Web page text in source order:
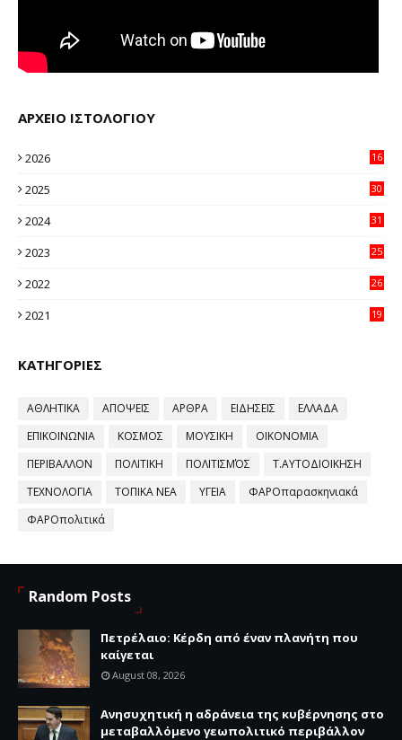
ΑΡΧΕΙΟ ΙΣΤΟΛΟΓΙΟΥ
2026
16
2025
30
2024
31
2023
25
2022
26
2021
19
ΚΑΤΗΓΟΡΙΕΣ
ΑΘΛΗΤΙΚΑ ΑΠΟΨΕΙΣ ΑΡΘΡΑ ΕΙΔΗΣΕΙΣ
ΕΛΛΑΔΑ
ΕΠΙΚΟΙΝΩΝΙΑ
ΚΟΣΜΟΣ ΜΟΥΣΙΚΗ
ΟΙΚΟΝΟΜΙΑ
ΠΕΡΙΒΑΛΛΟΝ
ΠΟΛΙΤΙΚΗ ΠΟΛΙΤΙΣΜΌΣ
Τ.ΑΥΤΟΔΙΟΙΚΗΣΗ
ΤΕΧΝΟΛΟΓΙΑ
ΤΟΠΙΚΑ ΝΕΑ ΥΓΕΙΑ
ΦΑΡΟπαρασκηνιακά
ΦΑΡΟπολιτικά
Random Posts
Πετρέλαιο: Κέρδη από έναν πλανήτη που
καίγεται
August 08, 2026
Ανησυχητική η αδράνεια της κυβέρνησης στο
μεταβαλλόμενο γεωπολιτικό περιβάλλον